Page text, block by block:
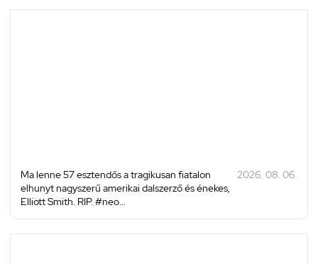
Ma lenne 57 esztendős a tragikusan fiatalon
elhunyt nagyszerű amerikai dalszerző és énekes,
Elliott Smith. RIP. #neo...
2026. 08. 06.